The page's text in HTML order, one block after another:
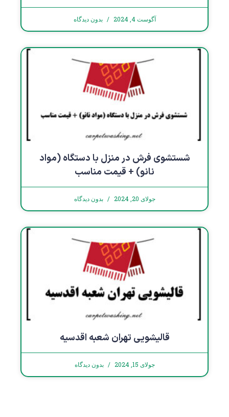
آگوست 4, 2024 بدون دیدگاه
شستشوی فرش در منزل با دستگاه (مواد
نانو) + قیمت مناسب
جولای 20, 2024 بدون دیدگاه
قالیشویی تهران شعبه اقدسیه
جولای 15, 2024 بدون دیدگاه